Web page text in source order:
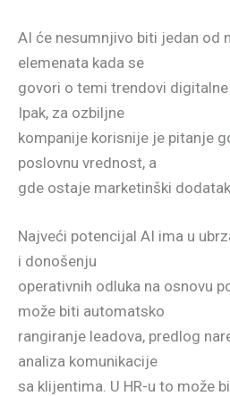
AI će nesumnjivo biti jedan od
elemenata kada se
govori o temi trendovi
Ipak, za ozbiljne
kompanije korisnije je pitanje
poslovnu vrednost, a
gde ostaje marketinški
Najveći potencijal AI ima u
i donošenju
operativnih odluka na osnovu
može biti automatsko
rangiranje leadova, predlog
analiza komunikacije
sa klijentima. U HR-u to može